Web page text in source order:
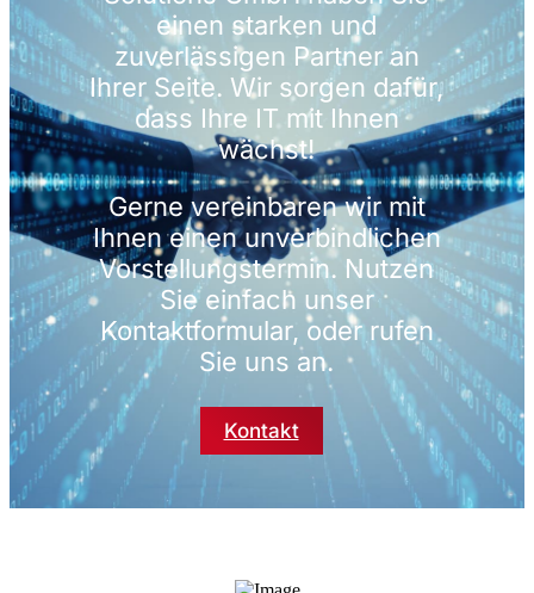
einen starken und
zuverlässigen Partner an
Ihrer Seite. Wir sorgen dafür,
dass Ihre IT mit Ihnen
wächst!
Gerne vereinbaren wir mit
Ihnen einen unverbindlichen
Vorstellungstermin. Nutzen
Sie einfach unser
Kontaktformular, oder rufen
Sie uns an.
Kontakt